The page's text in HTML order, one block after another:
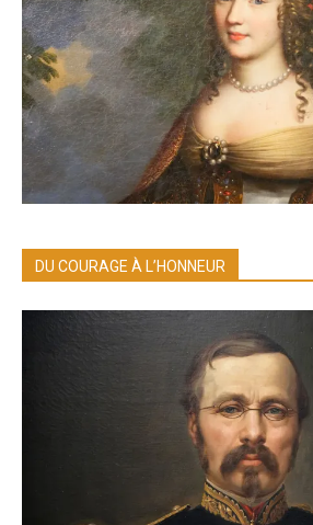
DU COURAGE À L’HONNEUR